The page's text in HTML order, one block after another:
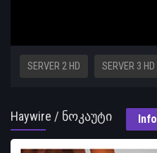
SERVER 2 HD SERVER 3 HD
Haywire / ნოკაუტი Info